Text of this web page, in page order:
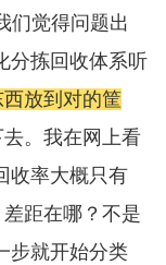
们觉得问题出
分拣回收体系听
西放到对的筐
去。我在网上看
收率大概只有
距在哪？不是
步就开始分类